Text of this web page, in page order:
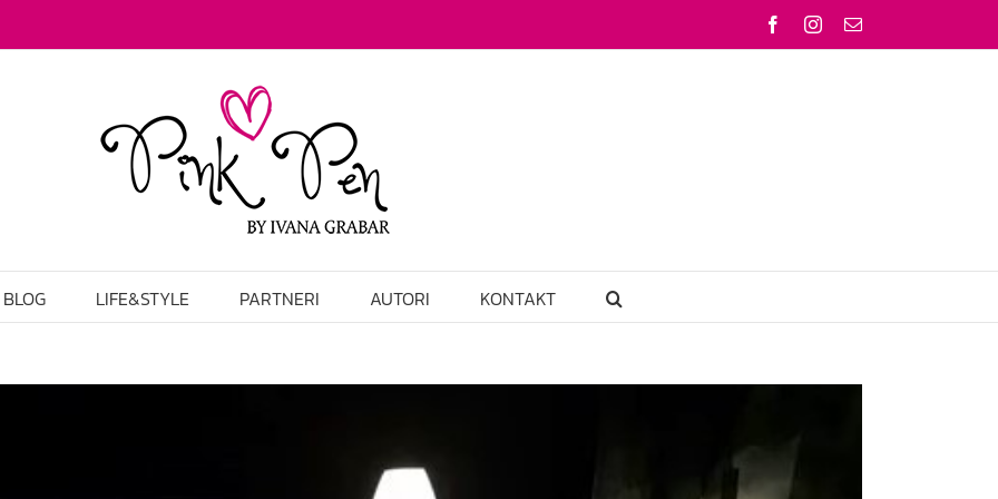
FacebookInstagram
Email
BLOG LIFE&STYLE PARTNERI AUTORI KONTAKT